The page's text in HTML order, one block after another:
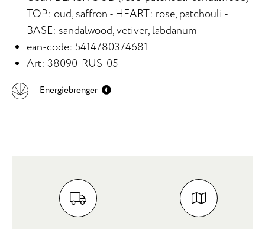
TOP: oud, saffron - HEART: rose, patchouli -
BASE: sandalwood, vetiver, labdanum
ean-code: 5414780374681
Art: 38090-RUS-05
Energiebrenger